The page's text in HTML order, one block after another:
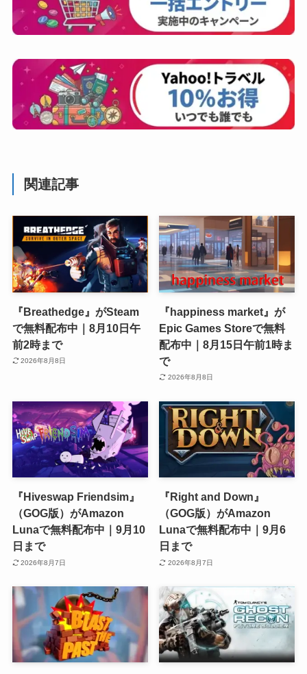
関連記事
『Breathedge』がSteam
で無料配布中｜8月10日午
前2時まで
2026年8月8日
『happiness market』が
Epic Games Storeで無料
配布中｜8月15日午前1時ま
で
2026年8月8日
『Hiveswap Friendsim』
（GOG版）がAmazon
Lunaで無料配布中｜9月10
日まで
2026年8月7日
『Right and Down』
（GOG版）がAmazon
Lunaで無料配布中｜9月6
日まで
2026年8月7日